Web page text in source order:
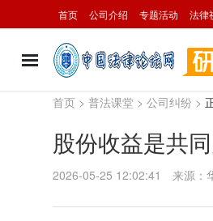
首页 公司介绍 专题活动 法律
首页 > 普法课堂 > 公司纠纷 >
股份收益是共
2026-05-25 12:02:41 来源：